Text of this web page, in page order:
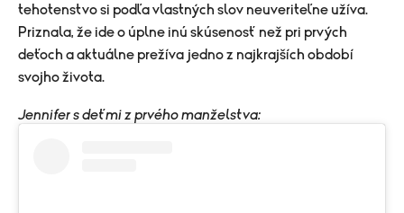
tehotenstvo si podľa vlastných slov neuveriteľne užíva.
Priznala, že ide o úplne inú skúsenosť než pri prvých
deťoch a aktuálne prežíva jedno z najkrajších období
svojho života.
Jennifer s deťmi z prvého manželstva: